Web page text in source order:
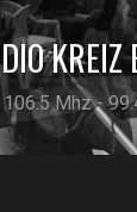
KREIZ
Mhz -